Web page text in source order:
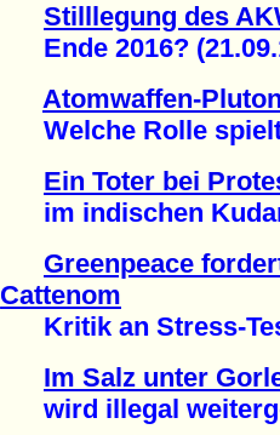
Stilllegung des
Ende 2016?
Atomwaffen-
Welche Rolle
Ein Toter bei
im indischen
Greenpeace
Cattenom
Kritik an Stress-
Im Salz unter
wird illegal